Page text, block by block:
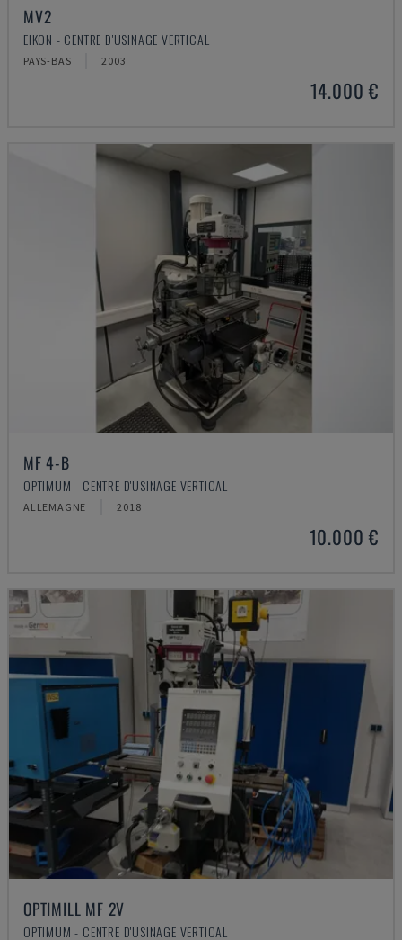
MV2
EIKON - CENTRE D'USINAGE VERTICAL
PAYS-BAS 2003
14.000 €
MF 4-B
OPTIMUM - CENTRE D'USINAGE VERTICAL
ALLEMAGNE 2018
10.000 €
OPTIMILL MF 2V
OPTIMUM - CENTRE D'USINAGE VERTICAL